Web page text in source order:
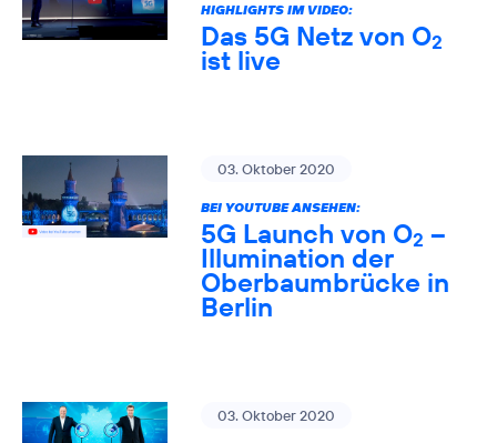
HIGHLIGHTS IM VIDEO:
Das 5G Netz von O2
ist live
03. Oktober 2020
BEI YOUTUBE ANSEHEN:
5G Launch von O2 –
Illumination der
Oberbaumbrücke in
Berlin
03. Oktober 2020